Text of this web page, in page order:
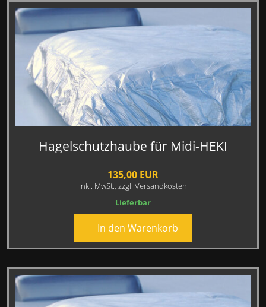
Hagelschutzhaube für Midi-HEKI
135,00 EUR
inkl. MwSt., zzgl. Versandkosten
Lieferbar
In den Warenkorb